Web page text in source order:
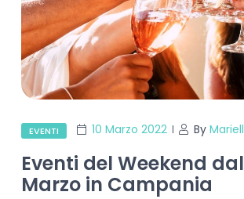
EVENTI 10 Marzo 2022 By
Eventi del Weekend dal
Marzo in Campania